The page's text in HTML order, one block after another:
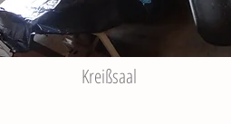
Kreißsaal